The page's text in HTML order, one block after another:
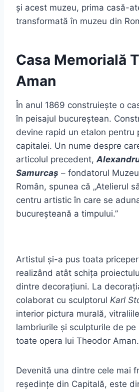
și acest muzeu, prima casă-
transformată în muzeu din
Casa Memorială
Aman
În anul 1869 construiește o
în peisajul bucureștean.
devine rapid un etalon pentru
capitalei. Un nume despre
articolul precedent,
Samurcaș – fondatorul
Român, spunea că „Atelierul
centru artistic în care se
bucureșteană a timpului.”
Artistul și-a pus toata
realizând atât schița
dintre decorațiuni. La
colaborat cu sculptorul Karl
interior pictura murală,
lambriurile și sculpturile de pe
toate opera lui Theodor Aman.
Devenită una dintre cele mai
reședințe din Capitală, este